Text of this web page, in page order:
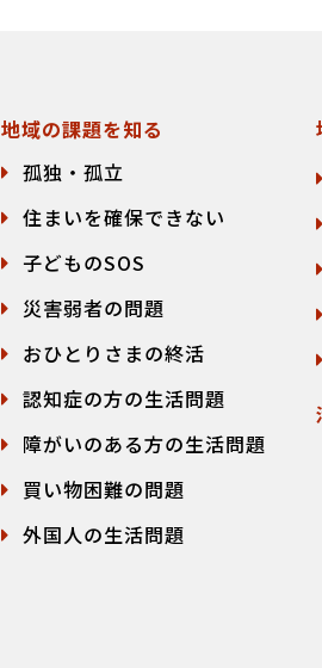
地域の課題を知る
孤独・孤立
住まいを確保できない
子どものSOS
災害弱者の問題
おひとりさまの終活
認知症の方の生活問題
障がいのある方の生活問題
買い物困難の問題
外国人の生活問題